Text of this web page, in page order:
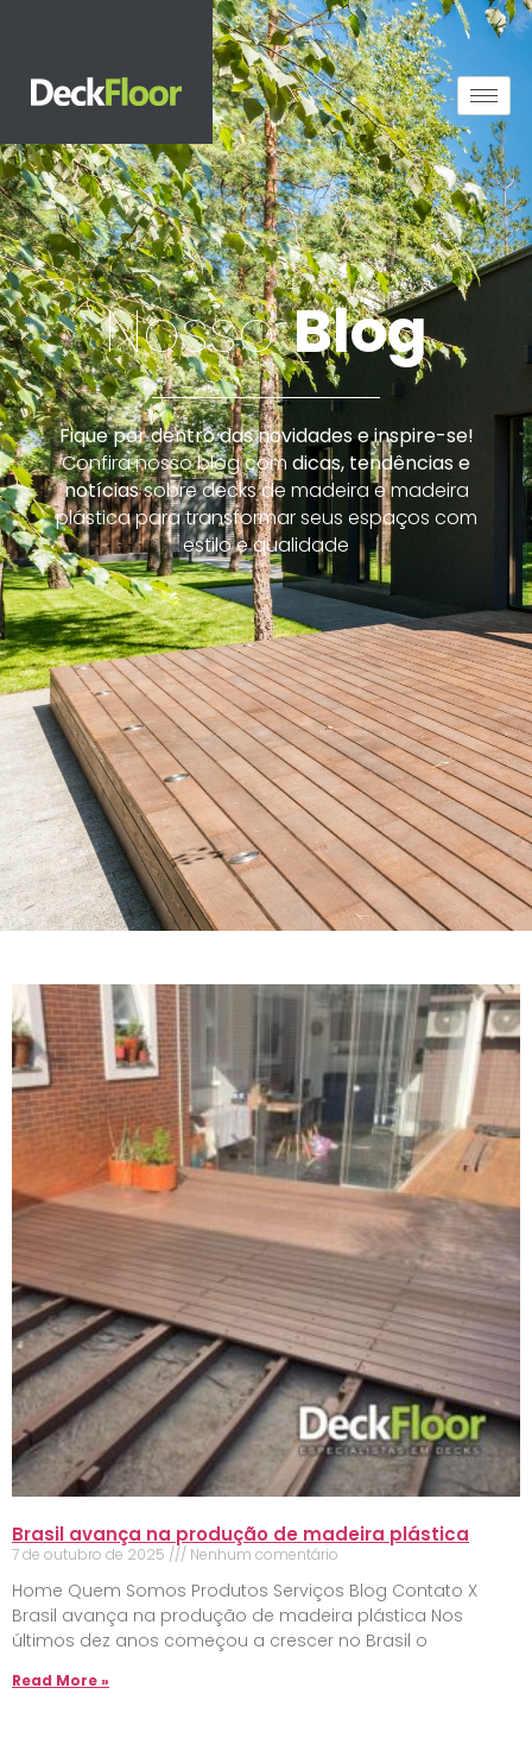
NossoBlog
Fique por dentro das novidades e inspire-se!
Confira nosso blog com dicas, tendências e
notíciassobre decks de madeira e madeira
plástica para transformar seus espaços com
estilo e qualidade
Brasil avança na produção de madeira plástica
7 de outubro de 2025 Nenhum comentário
Home Quem Somos Produtos Serviços Blog Contato X
Brasil avança na produção de madeira plástica Nos
últimos dez anos começou a crescer no Brasil o
Read More »